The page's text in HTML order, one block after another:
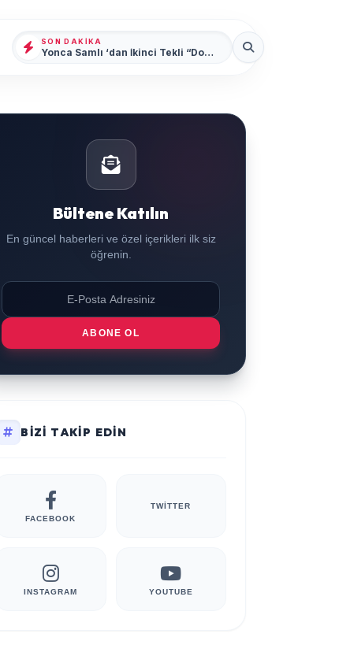
SON DAKIKA
Yonca Samlı ‘dan İkinci Tekli “Donacaksın Sevgilim “ yayımlandı
Bültene Katılın
En güncel haberleri ve özel içerikleri ilk siz
öğrenin.
ABONE OL
BIZI TAKIP EDIN
FACEBOOK
TWITTER
INSTAGRAM YOUTUBE